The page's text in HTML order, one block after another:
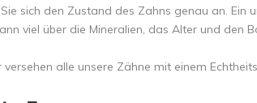
sich den Zustand des Zahns genau an.
viel über die Mineralien, das Alter und den
versehen alle unsere Zähne mit einem